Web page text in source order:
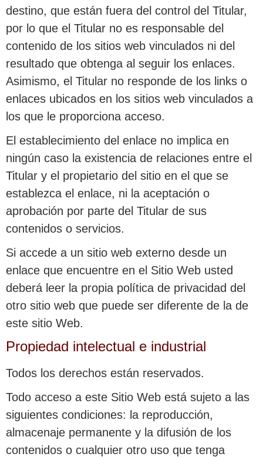
destino, que están fuera del control del Titular,
por lo que el Titular no es responsable del
contenido de los sitios web vinculados ni del
resultado que obtenga al seguir los enlaces.
Asimismo, el Titular no responde de los links o
enlaces ubicados en los sitios web vinculados a
los que le proporciona acceso.
El establecimiento del enlace no implica en
ningún caso la existencia de relaciones entre el
Titular y el propietario del sitio en el que se
establezca el enlace, ni la aceptación o
aprobación por parte del Titular de sus
contenidos o servicios.
Si accede a un sitio web externo desde un
enlace que encuentre en el Sitio Web usted
deberá leer la propia política de privacidad del
otro sitio web que puede ser diferente de la de
este sitio Web.
Propiedad intelectual e industrial
Todos los derechos están reservados.
Todo acceso a este Sitio Web está sujeto a las
siguientes condiciones: la reproducción,
almacenaje permanente y la difusión de los
contenidos o cualquier otro uso que tenga